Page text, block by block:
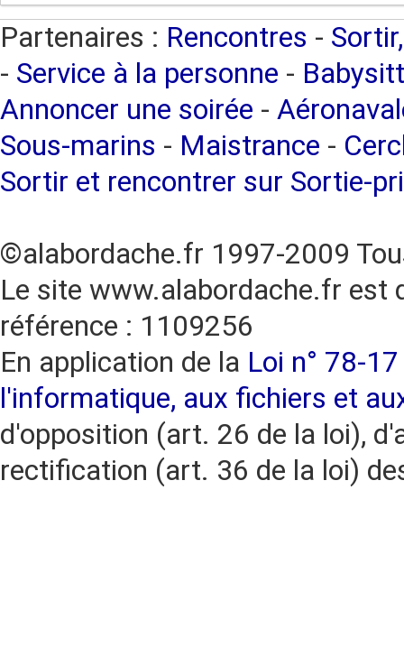
Partenaires : Rencontres -
- Service à la personne -
Annoncer une soirée -
Sous-marins - Maistrance -
Sortir et rencontrer sur Sortie-
©alabordache.fr 1997-2009
Le site www.alabordache.fr est
référence : 1109256
En application de la Loi n° 78-
l'informatique, aux fichiers et
d'opposition (art. 26 de la loi),
rectification (art. 36 de la loi)